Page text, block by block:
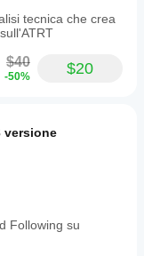
tecnica che crea
$40
-50% $20
versione
Following su